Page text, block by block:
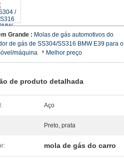
Grande : Molas de gás automotivos do
de gás de SS304/SS316 BMW E39 para o
máquina
Melhor preço
de produto detalhada
Aço
Preto, prata
mola de gás do carro